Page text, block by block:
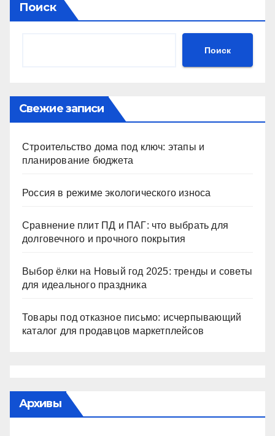
Поиск
Поиск
Свежие записи
Строительство дома под ключ: этапы и
планирование бюджета
Россия в режиме экологического износа
Сравнение плит ПД и ПАГ: что выбрать для
долговечного и прочного покрытия
Выбор ёлки на Новый год 2025: тренды и советы
для идеального праздника
Товары под отказное письмо: исчерпывающий
каталог для продавцов маркетплейсов
Архивы